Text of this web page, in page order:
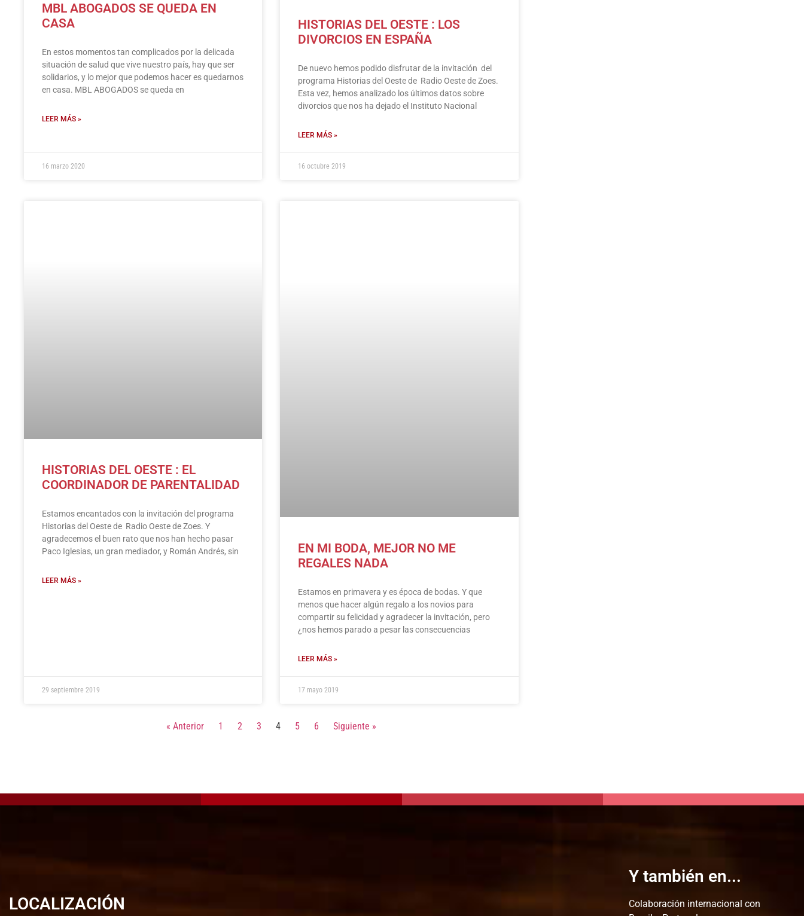
MBL ABOGADOS SE QUEDA EN
CASA
En estos momentos tan complicados por la delicada
situación de salud que vive nuestro país, hay que ser
solidarios, y lo mejor que podemos hacer es quedarnos
en casa. MBL ABOGADOS se queda en
LEER MÁS »
16 marzo 2020
HISTORIAS DEL OESTE : LOS
DIVORCIOS EN ESPAÑA
De nuevo hemos podido disfrutar de la invitación del
programa Historias del Oeste de Radio Oeste de Zoes.
Esta vez, hemos analizado los últimos datos sobre
divorcios que nos ha dejado el Instituto Nacional
LEER MÁS »
16 octubre 2019
HISTORIAS DEL OESTE : EL
COORDINADOR DE PARENTALIDAD
Estamos encantados con la invitación del programa
Historias del Oeste de Radio Oeste de Zoes. Y
agradecemos el buen rato que nos han hecho pasar
Paco Iglesias, un gran mediador, y Román Andrés, sin
LEER MÁS »
29 septiembre 2019
EN MI BODA, MEJOR NO ME
REGALES NADA
Estamos en primavera y es época de bodas. Y que
menos que hacer algún regalo a los novios para
compartir su felicidad y agradecer la invitación, pero
¿nos hemos parado a pesar las consecuencias
LEER MÁS »
17 mayo 2019
« Anterior 1 2 3 4 5 6 Siguiente »
LOCALIZACIÓN
Y también en...
Colaboración internacional con